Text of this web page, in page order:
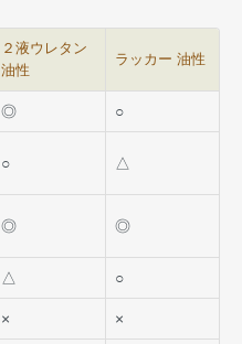
２液ウレタン
油性
ラッカー 油性
◎ ○
○ △
◎ ◎
△ ○
× ×